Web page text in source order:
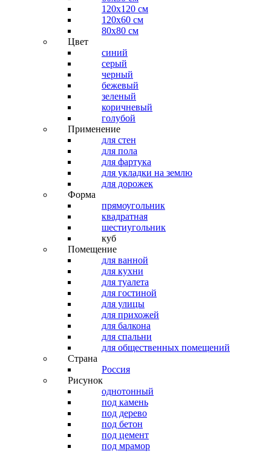
120x120 см
120x60 см
80x80 см
Цвет
синий
серый
черный
бежевый
зеленый
коричневый
голубой
Применение
для стен
для пола
для фартука
для укладки на землю
для дорожек
Форма
прямоугольник
квадратная
шестиугольник
куб
Помещение
для ванной
для кухни
для туалета
для гостиной
для улицы
для прихожей
для балкона
для спальни
для общественных помещений
Страна
Россия
Рисунок
однотонный
под камень
под дерево
под бетон
под цемент
под мрамор